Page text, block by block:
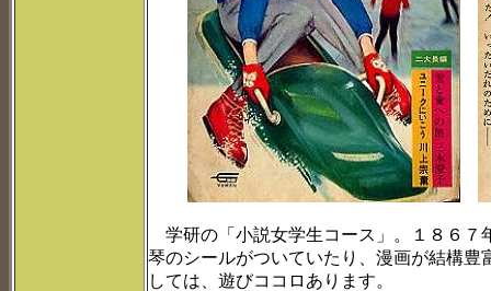
学研の「小説女学生コース」。１８６７
琴のシールがついていたり、漫画が結構
しては、遊びココロあります。